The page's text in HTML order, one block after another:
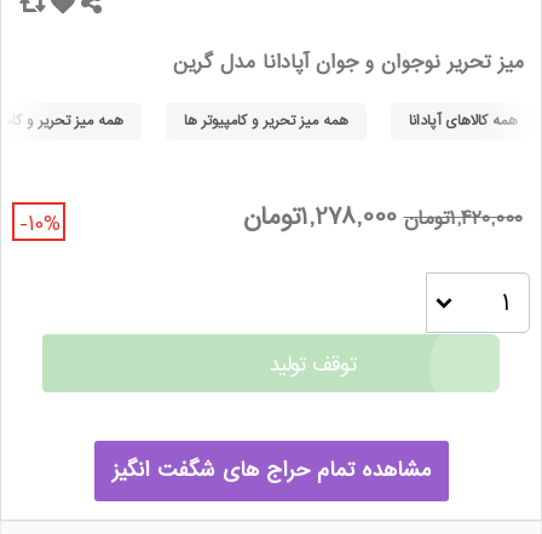
میز تحریر نوجوان و جوان آپادانا مدل گرین
همه کالاهای آپادانا همه میز تحریر و کامپیوتر ها همه میز تحریر و
1,420,000تومان 1,278,000تومان -10%
توقف تولید
مشاهده تمام حراج های شگفت انگیز